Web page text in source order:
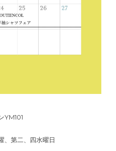
YM101
、第二、四水曜日